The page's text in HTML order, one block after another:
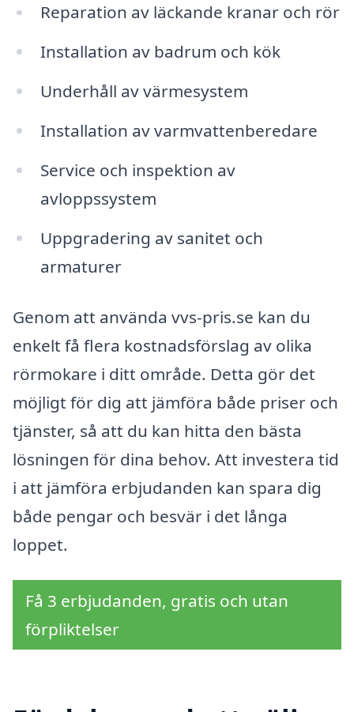
Reparation av läckande kranar och rör
Installation av badrum och kök
Underhåll av värmesystem
Installation av varmvattenberedare
Service och inspektion av
avloppssystem
Uppgradering av sanitet och
armaturer
Genom att använda vvs-pris.se kan du
enkelt få flera kostnadsförslag av olika
rörmokare i ditt område. Detta gör det
möjligt för dig att jämföra både priser och
tjänster, så att du kan hitta den bästa
lösningen för dina behov. Att investera tid
i att jämföra erbjudanden kan spara dig
både pengar och besvär i det långa
loppet.
Få 3 erbjudanden, gratis och utan
förpliktelser